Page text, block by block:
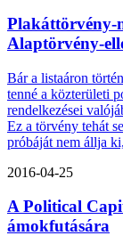
Plakáttörvény-
Alaptörvény-
Bár a listaáron
tenné a közterületi
rendelkezései
Ez a törvény tehát
próbáját nem állja
2016-04-25
A Political
ámokfutására